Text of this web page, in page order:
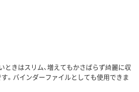
ときはスリム、増えてもかさばらず綺麗に収
。バインダーファイルとしても使用できま